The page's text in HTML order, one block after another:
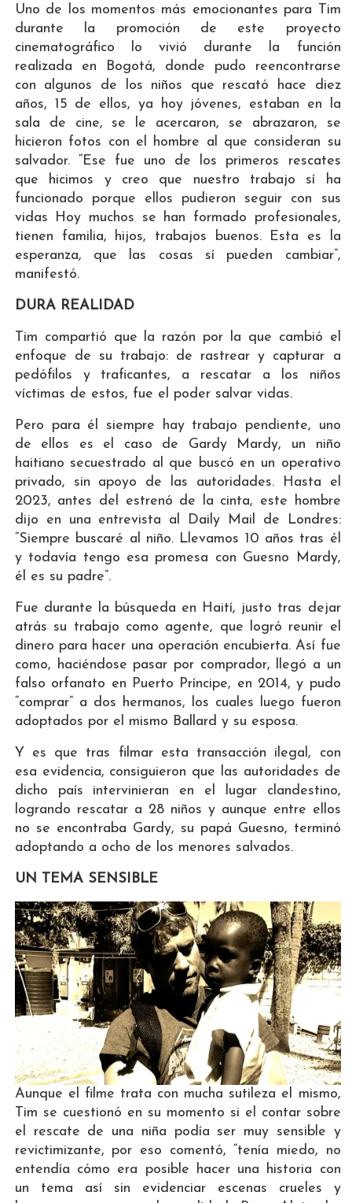
Uno de los momentos más emocionantes para Tim
durante la promoción de este proyecto
cinematográfico lo vivió durante la función
realizada en Bogotá, donde pudo reencontrarse
con algunos de los niños que rescató hace diez
años, 15 de ellos, ya hoy jóvenes, estaban en la
sala de cine, se le acercaron, se abrazaron, se
hicieron fotos con el hombre al que consideran su
salvador. “Ese fue uno de los primeros rescates
que hicimos y creo que nuestro trabajo sí ha
funcionado porque ellos pudieron seguir con sus
vidas Hoy muchos se han formado profesionales,
tienen familia, hijos, trabajos buenos. Esta es la
esperanza, que las cosas sí pueden cambiar”,
manifestó.
DURA REALIDAD
Tim compartió que la razón por la que cambió el
enfoque de su trabajo: de rastrear y capturar a
pedófilos y traficantes, a rescatar a los niños
víctimas de estos, fue el poder salvar vidas.
Pero para él siempre hay trabajo pendiente, uno
de ellos es el caso de Gardy Mardy, un niño
haitiano secuestrado al que buscó en un operativo
privado, sin apoyo de las autoridades. Hasta el
2023, antes del estrenó de la cinta, este hombre
dijo en una entrevista al Daily Mail de Londres:
“Siempre buscaré al niño. Llevamos 10 años tras él
y todavía tengo esa promesa con Guesno Mardy,
él es su padre”.
Fue durante la búsqueda en Haití, justo tras dejar
atrás su trabajo como agente, que logró reunir el
dinero para hacer una operación encubierta. Así fue
como, haciéndose pasar por comprador, llegó a un
falso orfanato en Puerto Príncipe, en 2014, y pudo
“comprar” a dos hermanos, los cuales luego fueron
adoptados por el mismo Ballard y su esposa.
Y es que tras filmar esta transacción ilegal, con
esa evidencia, consiguieron que las autoridades de
dicho país intervinieran en el lugar clandestino,
logrando rescatar a 28 niños y aunque entre ellos
no se encontraba Gardy, su papá Guesno, terminó
adoptando a ocho de los menores salvados.
UN TEMA SENSIBLE
Aunque el filme trata con mucha sutileza el mismo,
Tim se cuestionó en su momento si el contar sobre
el rescate de una niña podía ser muy sensible y
revictimizante, por eso comentó, “tenía miedo, no
entendía cómo era posible hacer una historia con
un tema así sin evidenciar escenas crueles y